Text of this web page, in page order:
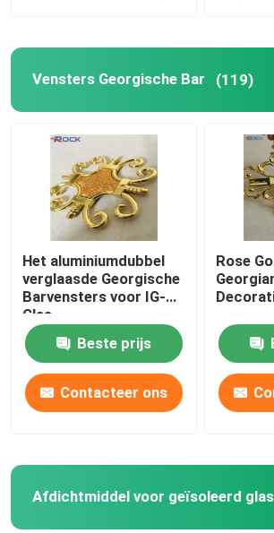
Afdichtmiddel voor geïsoleerd glas
Kurk Pad
Moleculair zeefdeshydratiemiddel
Kunststof hoekverbinder
Aluminium buigmachine
ingelegde glastoebehoren
Uitbreiding nagel
Vensters Georgische Bar (119)
Het aluminiumdubbel
verglaasde Georgische
Barvensters voor IG-
Glas
Beste prijs
Contacteer ons
Rose
Afdichtmiddel voor geïsoleerd glas